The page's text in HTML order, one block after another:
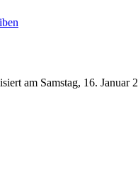
am Samstag, 16. Januar